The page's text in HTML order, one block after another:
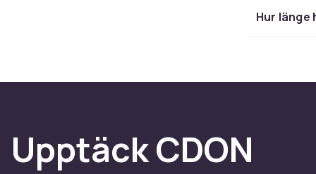
passar
konstant
Välj
Hur länge
Upptäck CDON